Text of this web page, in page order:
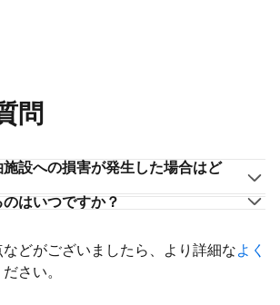
問
設への損害が発生した場合はど
はいつですか？
どがございましたら、より詳細なよく
さい。